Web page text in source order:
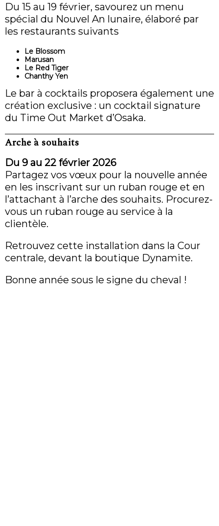
Du 15 au 19 février, savourez un menu
spécial du Nouvel An lunaire, élaboré par
les restaurants suivants
Le Blossom
Marusan
Le Red Tiger
Chanthy Yen
Le bar à cocktails proposera également une
création exclusive : un cocktail signature
du Time Out Market d’Osaka.
Arche à souhaits
Du 9 au 22 février 2026
Partagez vos vœux pour la nouvelle année
en les inscrivant sur un ruban rouge et en
l’attachant à l’arche des souhaits. Procurez-
vous un ruban rouge au service à la
clientèle.
Retrouvez cette installation dans la Cour
centrale, devant la boutique Dynamite.
Bonne année sous le signe du cheval !